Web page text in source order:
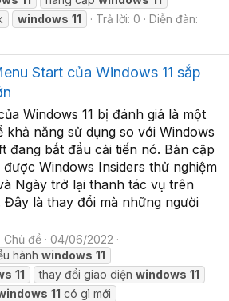
windows 11 Trả lời: 0
Diễn đàn:
Start của Windows 11 sắp
Windows 11 bị đánh giá là một
khả năng sử dụng so với Windows
đang bắt đầu cải tiến nó. Bản cập
Windows Insiders thử nghiệm
Ngày trở lại thanh tác vụ trên
Đây là thay đổi mà những người
Chủ đề
04/06/2022
hành windows 11
11 thay đổi giao diện windows 11
11 có gì mới